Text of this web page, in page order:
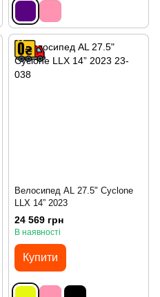
Велосипед AL 27.5" Cyclone
LLX 14” 2023
24 569 грн
В наявності
Купити